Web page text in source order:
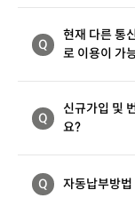
Q
현재 다른 통
로 이용이 가
Q
신규가입 및
요?
Q 자동납부방